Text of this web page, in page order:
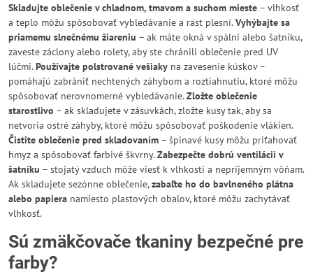
Skladujte oblečenie v chladnom, tmavom a suchom mieste – vlhkosť
a teplo môžu spôsobovať vybledávanie a rast plesní.Vyhýbajte sa
priamemu slnečnému žiareniu – ak máte okná v spálni alebo šatníku,
zaveste záclony alebo rolety, aby ste chránili oblečenie pred UV
lúčmi.Používajte polstrované vešiaky na zavesenie kúskov –
pomáhajú zabrániť nechtených záhybom a roztiahnutiu, ktoré môžu
spôsobovať nerovnomerné vybledávanie.Zložte oblečenie
starostlivo – ak skladujete v zásuvkách, zložte kusy tak, aby sa
netvoria ostré záhyby, ktoré môžu spôsobovať poškodenie vlákien.
Čistite oblečenie pred skladovaním – špinavé kusy môžu priťahovať
hmyz a spôsobovať farbivé škvrny.Zabezpečte dobrú ventilácii v
šatníku – stojatý vzduch môže viesť k vlhkosti a nepríjemným vôňam.
Ak skladujete sezónne oblečenie,zabaľte ho do bavlneného plátna
alebo papiera namiesto plastových obalov, ktoré môžu zachytávať
vlhkosť.
Sú zmäkčovače tkaniny bezpečné pre
farby?